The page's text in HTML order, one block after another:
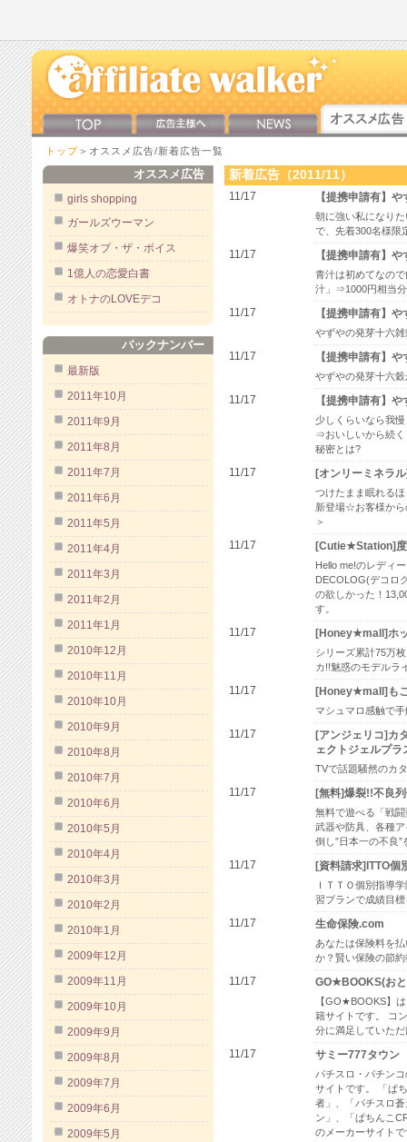
トップ ＞オススメ広告/新着広告一覧
オススメ広告
girls shopping
ガールズウーマン
爆笑オブ・ザ・ボイス
1億人の恋愛白書
オトナのLOVEデコ
バックナンバー
最新版
2011年10月
2011年9月
2011年8月
2011年7月
2011年6月
2011年5月
2011年4月
2011年3月
2011年2月
2011年1月
2010年12月
2010年11月
2010年10月
2010年9月
2010年8月
2010年7月
2010年6月
2010年5月
2010年4月
2010年3月
2010年2月
2010年1月
2009年12月
2009年11月
2009年10月
2009年9月
2009年8月
2009年7月
2009年6月
2009年5月
新着広告（2011/11）
11/17 【提携申請有】
朝に強い私になり
で、先着300名様限
11/17 【提携申請有】
青汁は初めてなの
汁」⇒1000円相当
11/17 【提携申請有】
やずやの発芽十六
11/17 【提携申請有】
やずやの発芽十六
11/17 【提携申請有】
少しくらいなら我
⇒おいしいから続く
秘密とは?
11/17 [オンリーミネラ
つけたまま眠れる
新登場☆お客様から
＞
11/17 [Cutie★Station]度
Hello me!のレディ
DECOLOG(デコロ
の欲しかった！
す。
11/17 [Honey★mall]ホ
シリーズ累計75万
カ!!魅惑のモデルラ
11/17 [Honey★mall]も
マシュマロ感触で
11/17
[アンジェリコ]カ
ェクトジェルプラ
TVで話題騒然のカ
11/17 [無料]爆裂!!不良
無料で遊べる「戦
武器や防具、各種
倒し”日本一の不良
11/17 [資料請求]ITTO個
ＩＴＴＯ個別指導
習プランで成績目
11/17 生命保険.com
あなたは保険料を
か？賢い保険の節約
11/17 GO★BOOKS(お
【GO★BOOKS】
籍サイトです。 コ
分に満足していた
11/17 サミー777タウン
パチスロ・パチン
サイトです。 「ぱ
者」、「パチスロ
ン」、「ぱちんこ
のメーカーサイトで